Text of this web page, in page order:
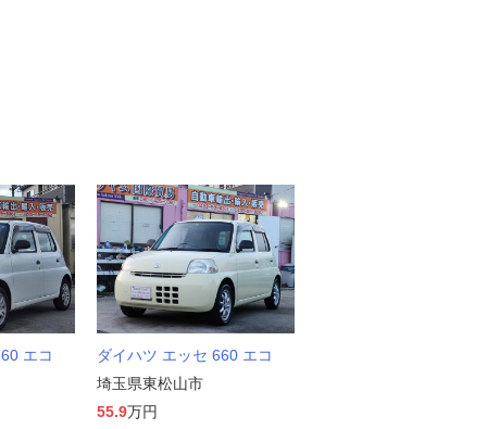
エコ
ダイハツ エッセ 660 エコ
埼玉県東松山市
55.9万円